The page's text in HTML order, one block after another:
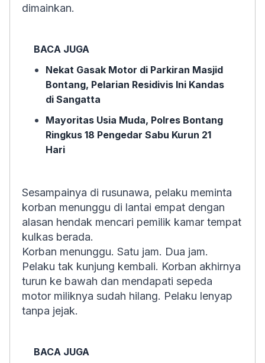
dimainkan.
BACA JUGA
Nekat Gasak Motor di Parkiran Masjid
Bontang, Pelarian Residivis Ini Kandas
di Sangatta
Mayoritas Usia Muda, Polres Bontang
Ringkus 18 Pengedar Sabu Kurun 21
Hari
Sesampainya di rusunawa, pelaku meminta
korban menunggu di lantai empat dengan
alasan hendak mencari pemilik kamar tempat
kulkas berada.
Korban menunggu. Satu jam. Dua jam.
Pelaku tak kunjung kembali. Korban akhirnya
turun ke bawah dan mendapati sepeda
motor miliknya sudah hilang. Pelaku lenyap
tanpa jejak.
BACA JUGA